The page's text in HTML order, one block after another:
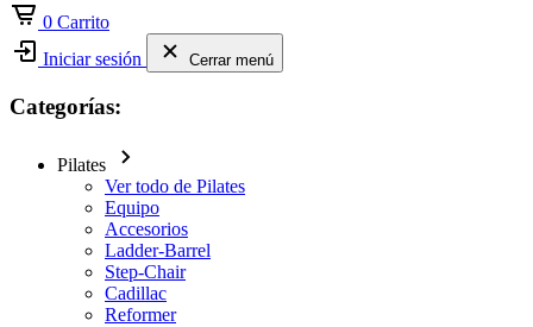
0 Carrito
Iniciar sesión
Cerrar menú
Categorías:
Pilates
Ver todo de Pilates
Equipo
Accesorios
Ladder-Barrel
Step-Chair
Cadillac
Reformer